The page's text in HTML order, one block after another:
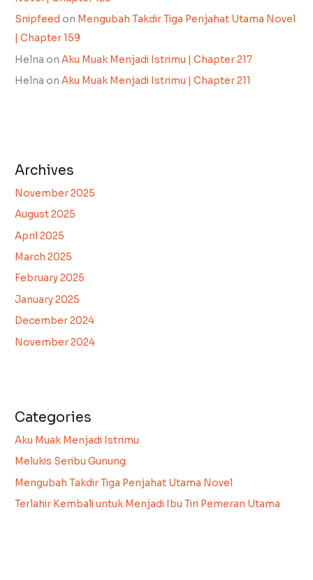
Snipfeed on Mengubah Takdir Tiga Penjahat Utama Novel
| Chapter 159
Helna onAku Muak Menjadi Istrimu | Chapter 217
Helna onAku Muak Menjadi Istrimu | Chapter 211
Archives
November 2025
August 2025
April 2025
March 2025
February 2025
January 2025
December 2024
November 2024
Categories
Aku Muak Menjadi Istrimu
Melukis Seribu Gunung
Mengubah Takdir Tiga Penjahat Utama Novel
Terlahir Kembali untuk Menjadi Ibu Tiri Pemeran Utama